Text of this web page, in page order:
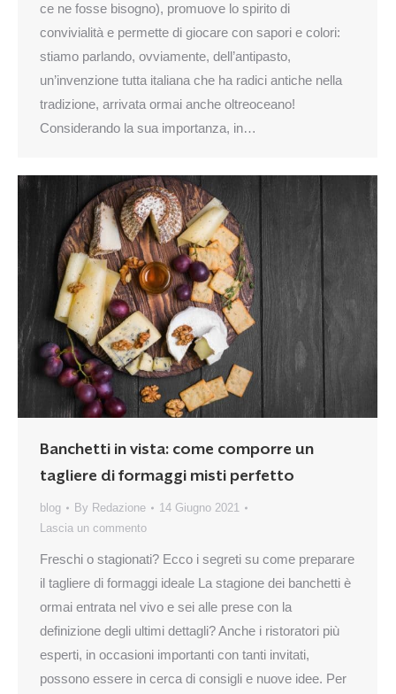
ce ne fosse bisogno), promuove lo spirito di
convivialità e permette di giocare con sapori e colori:
stiamo parlando, ovviamente, dell’antipasto,
un’invenzione tutta italiana che ha radici antiche nella
tradizione, arrivata ormai anche oltreoceano!
Considerando la sua importanza, in…
Banchetti in vista: come comporre un
tagliere di formaggi misti perfetto
blog By Redazione
14 Giugno 2021
Lascia un commento
Freschi o stagionati? Ecco i segreti su come preparare
il tagliere di formaggi ideale La stagione dei banchetti è
ormai entrata nel vivo e sei alle prese con la
definizione degli ultimi dettagli? Anche i ristoratori più
esperti, in occasioni importanti con tanti invitati,
possono essere in cerca di consigli e nuove idee. Per